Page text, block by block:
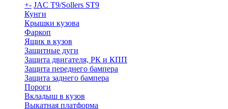
+- JAC T9/Sollers ST9
Кунги
Крышки кузова
Фаркоп
Ящик в кузов
Защитные дуги
Защита двигателя, РК и КПП
Защита переднего бампера
Защита заднего бампера
Пороги
Вкладыш в кузов
Выкатная платформа